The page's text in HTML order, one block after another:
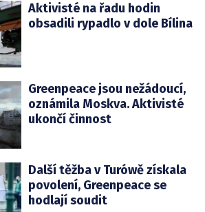
Aktivisté na řadu hodin
obsadili rypadlo v dole Bílina
Greenpeace jsou nežádoucí,
oznámila Moskva. Aktivisté
ukončí činnost
Další těžba v Turówě získala
povolení, Greenpeace se
hodlají soudit